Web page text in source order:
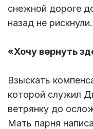
снежной дороге
назад не рискнули.
«Хочу вернуть
Взыскать
которой служил
ветрянку до
Мать парня